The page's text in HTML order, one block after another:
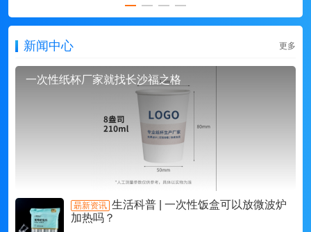
新闻中心 更多
一次性纸杯厂家就找长沙福之格
朂新资讯 生活科普 | 一次性饭盒可以放微波炉
加热吗？